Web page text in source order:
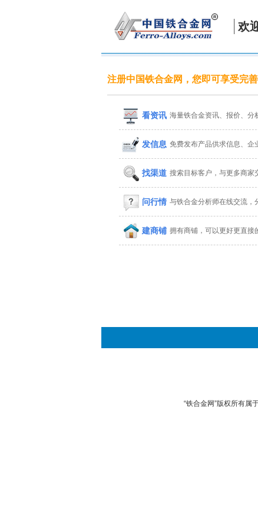
欢
注册中国铁合金网，您即可享受完
看资讯 海量铁合金资讯、报价、分
发信息 免费发布产品供求信息、企
找渠道 搜索目标客户，与更多商家
问行情 与铁合金分析师在线交流，
建商铺 拥有商铺，可以更好更直接
“铁合金网”版权所有属